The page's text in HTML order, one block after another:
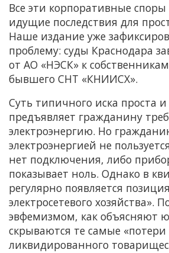
Все эти корпоративные
идущие последствия для
Наше издание уже
проблему: суды Краснодара
от АО «НЭСК» к
бывшего СНТ «КНИИСХ».
Суть типичного иска проста
предъявляет гражданину
электроэнергию. Но
электроэнергией не
нет подключения, либо
показывает ноль. Однако в
регулярно появляется
электросетевого хозяйства».
эвфемизмом, как объясняют
скрываются те самые «потери
ликвидированного